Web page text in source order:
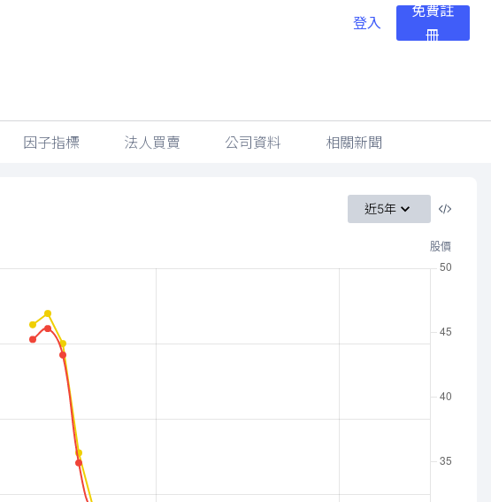
登入
免費註
冊
因子指標 法人買賣 公司資料 相關新聞
近5年